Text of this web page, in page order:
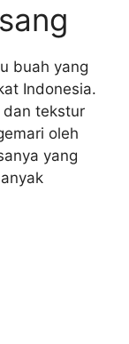
buah yang
Indonesia.
dan tekstur
oleh
yang